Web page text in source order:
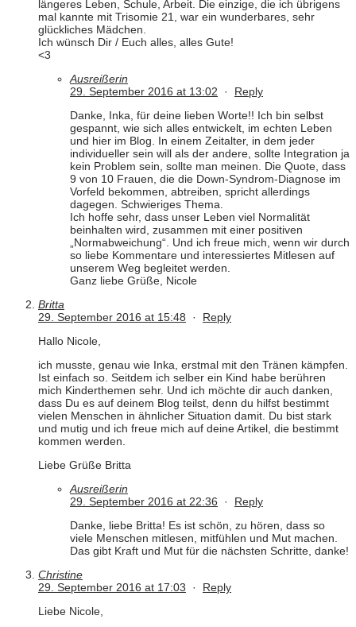
längeres Leben, Schule, Arbeit. Die einzige, die ich übrigens
mal kannte mit Trisomie 21, war ein wunderbares, sehr
glückliches Mädchen.
Ich wünsch Dir / Euch alles, alles Gute!
<3
Ausreißerin
29. September 2016 at 13:02 · Reply
Danke, Inka, für deine lieben Worte!! Ich bin selbst
gespannt, wie sich alles entwickelt, im echten Leben
und hier im Blog. In einem Zeitalter, in dem jeder
individueller sein will als der andere, sollte Integration ja
kein Problem sein, sollte man meinen. Die Quote, dass
9 von 10 Frauen, die die Down-Syndrom-Diagnose im
Vorfeld bekommen, abtreiben, spricht allerdings
dagegen. Schwieriges Thema.
Ich hoffe sehr, dass unser Leben viel Normalität
beinhalten wird, zusammen mit einer positiven
„Normabweichung“. Und ich freue mich, wenn wir durch
so liebe Kommentare und interessiertes Mitlesen auf
unserem Weg begleitet werden.
Ganz liebe Grüße, Nicole
Britta
29. September 2016 at 15:48 · Reply
Hallo Nicole,
ich musste, genau wie Inka, erstmal mit den Tränen kämpfen.
Ist einfach so. Seitdem ich selber ein Kind habe berühren
mich Kinderthemen sehr. Und ich möchte dir auch danken,
dass Du es auf deinem Blog teilst, denn du hilfst bestimmt
vielen Menschen in ähnlicher Situation damit. Du bist stark
und mutig und ich freue mich auf deine Artikel, die bestimmt
kommen werden.
Liebe Grüße Britta
Ausreißerin
29. September 2016 at 22:36 · Reply
Danke, liebe Britta! Es ist schön, zu hören, dass so
viele Menschen mitlesen, mitfühlen und Mut machen.
Das gibt Kraft und Mut für die nächsten Schritte, danke!
Christine
29. September 2016 at 17:03 · Reply
Liebe Nicole,